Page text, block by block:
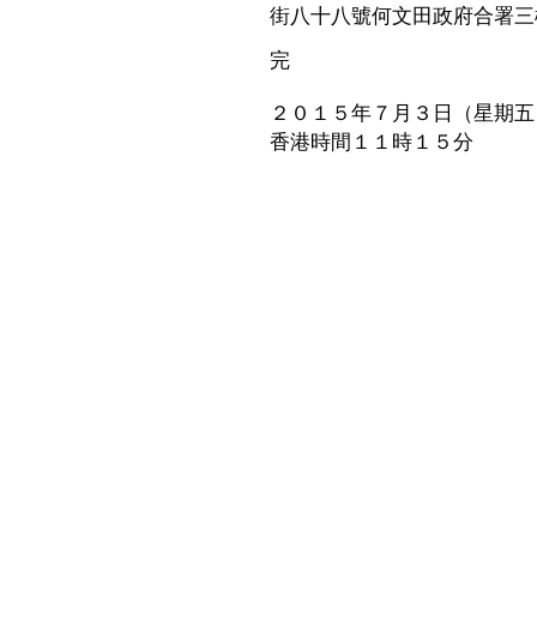
街八十八號何文田政府合署
完
２０１５年７月３日（星期
香港時間１１時１５分